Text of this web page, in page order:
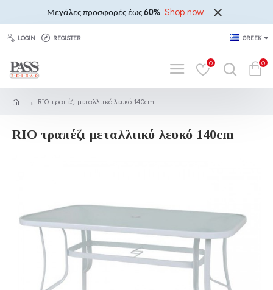
Μεγάλες προσφορές έως 60% Shop now
LOGIN REGISTER GREEK
0 0
RIO τραπέζι μεταλλιικό λευκό 140cm
RIO τραπέζι μεταλλιικό λευκό 140cm